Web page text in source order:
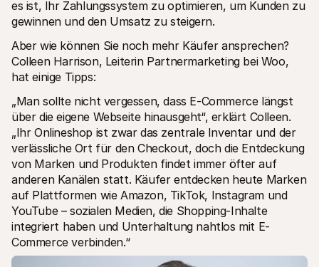
es ist, Ihr Zahlungssystem zu optimieren, um Kunden zu
gewinnen und den Umsatz zu steigern.
Aber wie können Sie noch mehr Käufer ansprechen?
Colleen Harrison, Leiterin Partnermarketing bei Woo,
hat einige Tipps:
„Man sollte nicht vergessen, dass E-Commerce längst
über die eigene Webseite hinausgeht“, erklärt Colleen.
„Ihr Onlineshop ist zwar das zentrale Inventar und der
verlässliche Ort für den Checkout, doch die Entdeckung
von Marken und Produkten findet immer öfter auf
anderen Kanälen statt. Käufer entdecken heute Marken
auf Plattformen wie Amazon, TikTok, Instagram und
YouTube – sozialen Medien, die Shopping-Inhalte
integriert haben und Unterhaltung nahtlos mit E-
Commerce verbinden.“